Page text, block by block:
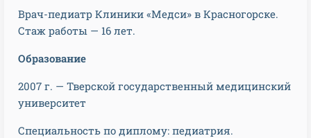
Врач-педиатр Клиники «Медси» в Красногорске.
Стаж работы — 16 лет.
Образование
2007 г. — Тверской государственный медицинский
университет
Специальность по диплому: педиатрия.